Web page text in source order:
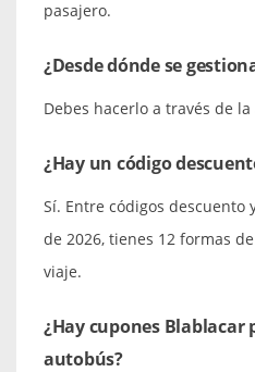
pasajero.
¿Desde dónde se
Debes hacerlo a través de
¿Hay un código
Sí. Entre códigos descuento
de 2026, tienes 12 formas
viaje.
¿Hay cupones Blablacar
autobús?